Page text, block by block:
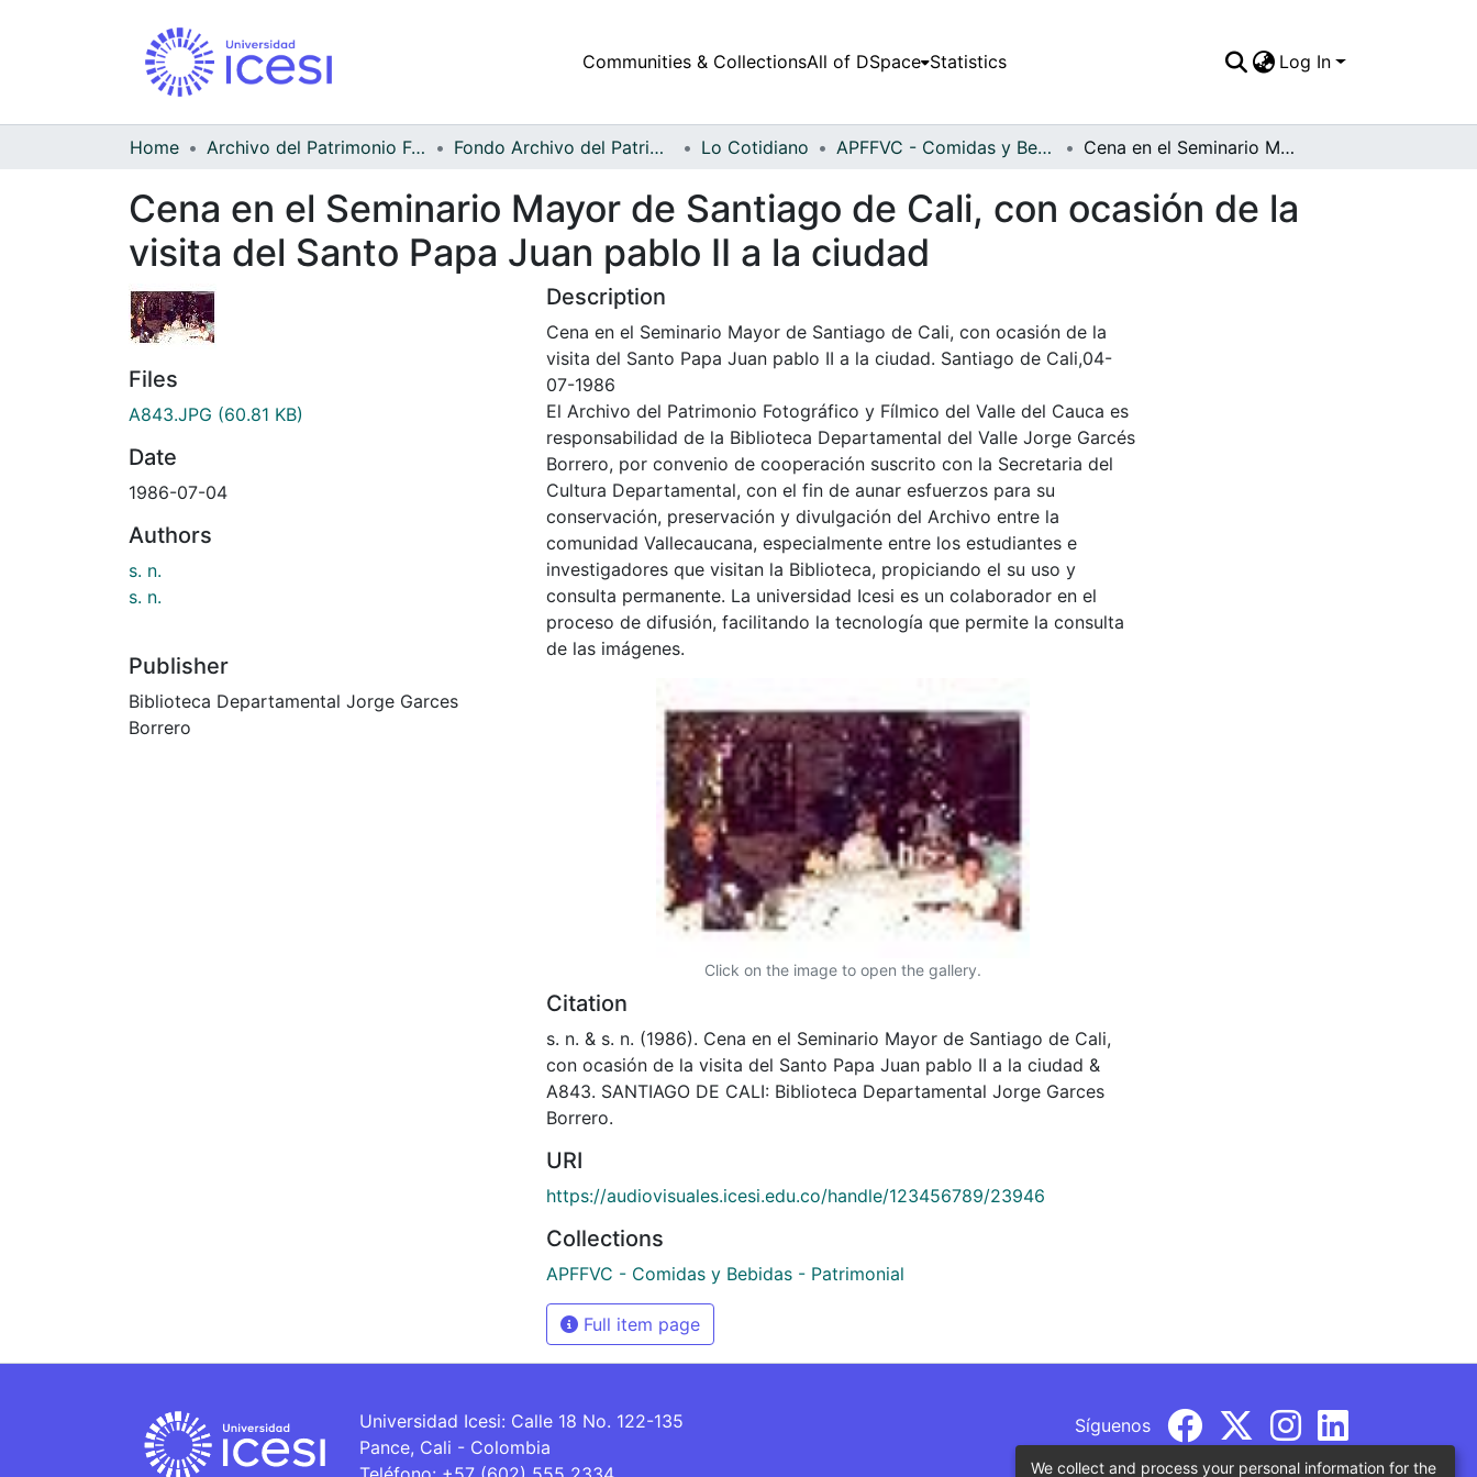
Communities & CollectionsAll of DSpace Statistics Log In
Home Archivo del Patrimonio Fotográfico y Fílmico del Valle del Cauca Fondo Archivo del Patrimonio Fotográfico y Fílmico del Valle del Cauca Lo Cotidiano APFFVC - Comidas y Bebidas - Patrimonial Cena en el Seminario Mayor de Santiago de Cali, con ocasión de la visita del Santo Papa Juan pablo II a la ciudad
Cena en el Seminario Mayor de Santiago de Cali, con ocasión de la
visita del Santo Papa Juan pablo II a la ciudad
Files
A843.JPG (60.81 KB)
Date
1986-07-04
Authors
s. n.
s. n.
Publisher
Biblioteca Departamental Jorge Garces
Borrero
Description
Cena en el Seminario Mayor de Santiago de Cali, con ocasión de la
visita del Santo Papa Juan pablo II a la ciudad. Santiago de Cali,04-
07-1986
El Archivo del Patrimonio Fotográfico y Fílmico del Valle del Cauca es
responsabilidad de la Biblioteca Departamental del Valle Jorge Garcés
Borrero, por convenio de cooperación suscrito con la Secretaria del
Cultura Departamental, con el fin de aunar esfuerzos para su
conservación, preservación y divulgación del Archivo entre la
comunidad Vallecaucana, especialmente entre los estudiantes e
investigadores que visitan la Biblioteca, propiciando el su uso y
consulta permanente. La universidad Icesi es un colaborador en el
proceso de difusión, facilitando la tecnología que permite la consulta
de las imágenes.
Click on the image to open the gallery.
Citation
s. n. & s. n. (1986). Cena en el Seminario Mayor de Santiago de Cali,
con ocasión de la visita del Santo Papa Juan pablo II a la ciudad &
A843. SANTIAGO DE CALI: Biblioteca Departamental Jorge Garces
Borrero.
URI
https://audiovisuales.icesi.edu.co/handle/123456789/23946
Collections
APFFVC - Comidas y Bebidas - Patrimonial
Full item page
Universidad Icesi: Calle 18 No. 122-135
Pance, Cali - Colombia
Síguenos
We collect and process your personal information for the